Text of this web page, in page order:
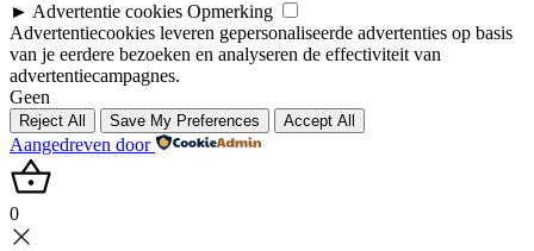
► Advertentie cookies Opmerking
Advertentiecookies leveren gepersonaliseerde advertenties op basis
van je eerdere bezoeken en analyseren de effectiviteit van
advertentiecampagnes.
Geen
Reject All Save My Preferences Accept All
Aangedreven door
0